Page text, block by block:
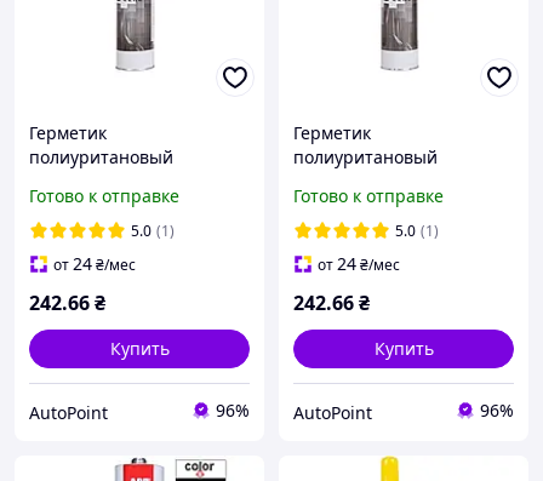
Герметик
полиуритановый
PU50 серый 310мл APP,
040306
Готово к отправке
5.0 (1)
от24₴/мес
242.66₴
Купить
AutoPoint 96%
Герметик
полиуритановый
PU50 черный 310мл APP,
040307
Готово к отправке
5.0 (1)
от24₴/мес
242.66₴
Купить
AutoPoint 96%